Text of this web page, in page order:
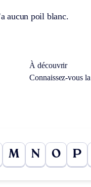
aucun poil blanc.
À découvrir
Connaissez-vous
M N O P